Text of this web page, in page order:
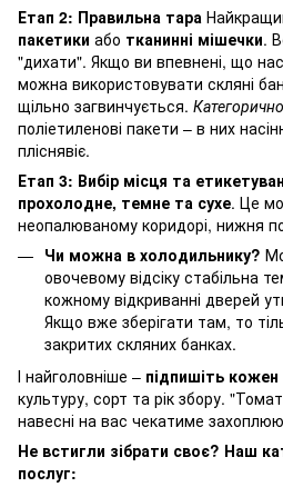
Етап 2: Правильна тара
пакетики або тканинні мішечки.
"дихати". Якщо ви впевнені, що
можна використовувати скляні
щільно загвинчується.
поліетиленові пакети – в них
пліснявіє.
Етап 3: Вибір місця та
прохолодне, темне та сухе. Це
неопалюваному коридорі, нижня
Чи можна в холодильнику?
овочевому відсіку стабільна
кожному відкриванні дверей
Якщо вже зберігати там, то
закритих скляних банках.
І найголовніше – підпишіть
культуру, сорт та рік збору.
навесні на вас чекатиме
Не встигли зібрати своє? Наш
послуг: